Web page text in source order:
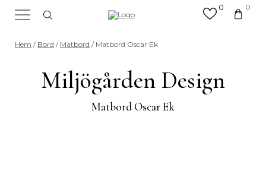
0 0
Sök efter valfri produkt eller
kategori
Hem / Bord / Matbord / Matbord Oscar Ek
Miljögården Design
Matbord Oscar Ek